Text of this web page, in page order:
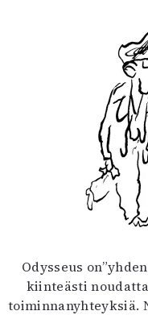
Odysseus
kiinteästi
toiminnanyhteyksiä.